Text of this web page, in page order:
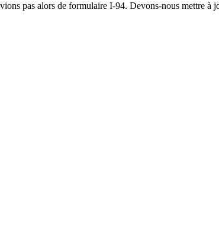
pas alors de formulaire I-94. Devons-nous mettre à